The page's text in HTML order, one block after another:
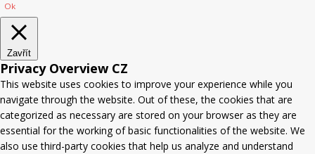
Ok
Zavřít
Privacy Overview CZ
This website uses cookies to improve your experience while you
navigate through the website. Out of these, the cookies that are
categorized as necessary are stored on your browser as they are
essential for the working of basic functionalities of the website. We
also use third-party cookies that help us analyze and understand